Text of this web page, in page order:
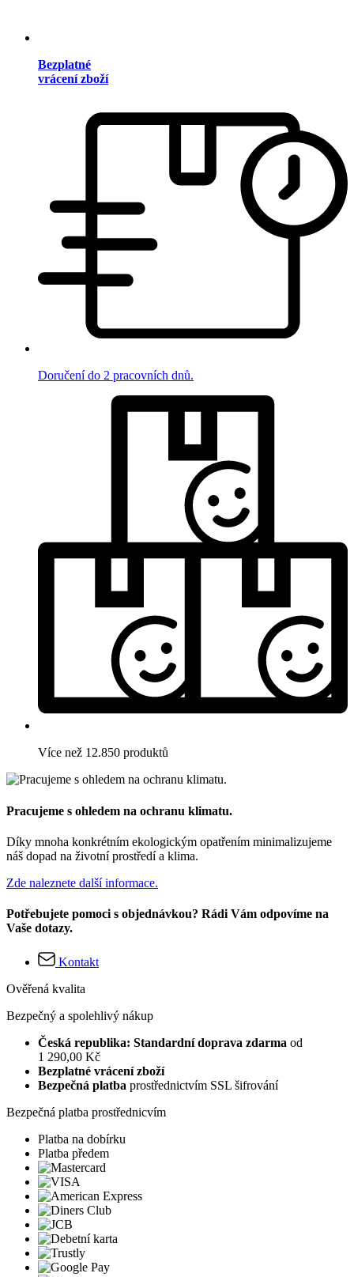
Bezplatné
vrácení zboží
Doručení do 2 pracovních dnů.
Více než 12.850 produktů
Pracujeme s ohledem na ochranu klimatu.
Díky mnoha konkrétním ekologickým opatřením minimalizujeme
náš dopad na životní prostředí a klima.
Zde naleznete další informace.
Potřebujete pomoci s objednávkou? Rádi Vám odpovíme na
Vaše dotazy.
Kontakt
Ověřená kvalita
Bezpečný a spolehlivý nákup
Česká republika: Standardní doprava zdarma od
1 290,00 Kč
Bezplatné vrácení zboží
Bezpečná platba prostřednictvím SSL šifrování
Bezpečná platba prostřednicvím
Platba na dobírku
Platba předem